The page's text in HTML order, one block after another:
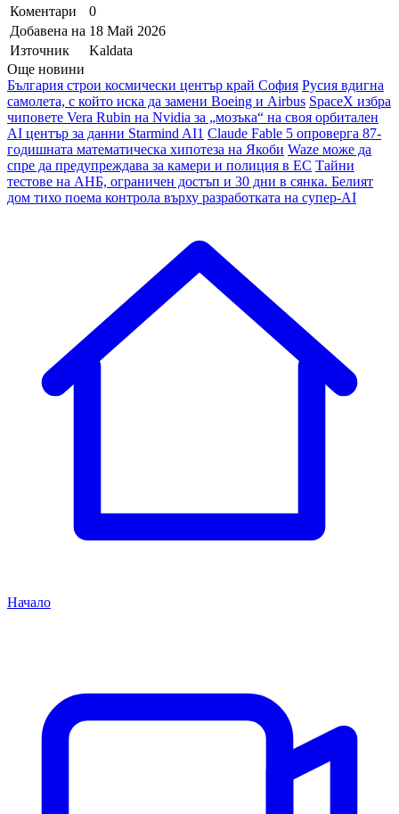
Коментари
0
Добавена на 18 Май 2026
Източник
Kaldata
Още новини
България строи космически център край София Русия вдигна
самолета, с който иска да замени Boeing и Airbus SpaceX избра
чиповете Vera Rubin на Nvidia за „мозъка“ на своя орбитален
AI център за данни Starmind AI1 Claude Fable 5 опроверга 87-
годишната математическа хипотеза на Якоби Waze може да
спре да предупреждава за камери и полиция в ЕС Тайни
тестове на АНБ, ограничен достъп и 30 дни в сянка. Белият
дом тихо поема контрола върху разработката на супер-AI
Начало